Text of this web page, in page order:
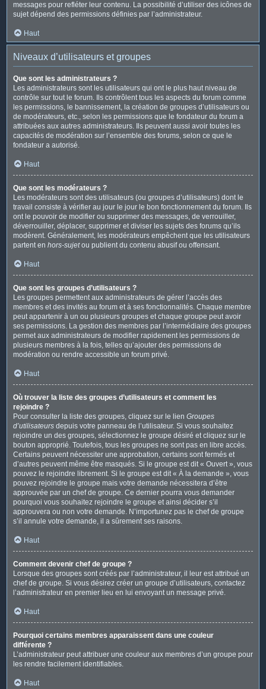
messages pour refléter leur contenu. La possibilité d’utiliser des icônes de
sujet dépend des permissions définies par l’administrateur.
Haut
Niveaux d’utilisateurs et groupes
Que sont les administrateurs ?
Les administrateurs sont les utilisateurs qui ont le plus haut niveau de
contrôle sur tout le forum. Ils contrôlent tous les aspects du forum comme
les permissions, le bannissement, la création de groupes d’utilisateurs ou
de modérateurs, etc., selon les permissions que le fondateur du forum a
attribuées aux autres administrateurs. Ils peuvent aussi avoir toutes les
capacités de modération sur l’ensemble des forums, selon ce que le
fondateur a autorisé.
Haut
Que sont les modérateurs ?
Les modérateurs sont des utilisateurs (ou groupes d’utilisateurs) dont le
travail consiste à vérifier au jour le jour le bon fonctionnement du forum. Ils
ont le pouvoir de modifier ou supprimer des messages, de verrouiller,
déverrouiller, déplacer, supprimer et diviser les sujets des forums qu’ils
modèrent. Généralement, les modérateurs empêchent que les utilisateurs
partent en hors-sujetou publient du contenu abusif ou offensant.
Haut
Que sont les groupes d’utilisateurs ?
Les groupes permettent aux administrateurs de gérer l’accès des
membres et des invités au forum et à ses fonctionnalités. Chaque membre
peut appartenir à un ou plusieurs groupes et chaque groupe peut avoir
ses permissions. La gestion des membres par l’intermédiaire des groupes
permet aux administrateurs de modifier rapidement les permissions de
plusieurs membres à la fois, telles qu’ajouter des permissions de
modération ou rendre accessible un forum privé.
Haut
Où trouver la liste des groupes d’utilisateurs et comment les
rejoindre ?
Pour consulter la liste des groupes, cliquez sur le lien Groupes
d’utilisateurs depuis votre panneau de l’utilisateur. Si vous souhaitez
rejoindre un des groupes, sélectionnez le groupe désiré et cliquez sur le
bouton approprié. Toutefois, tous les groupes ne sont pas en libre accès.
Certains peuvent nécessiter une approbation, certains sont fermés et
d’autres peuvent même être masqués. Si le groupe est dit « Ouvert », vous
pouvez le rejoindre librement. Si le groupe est dit « À la demande », vous
pouvez rejoindre le groupe mais votre demande nécessitera d’être
approuvée par un chef de groupe. Ce dernier pourra vous demander
pourquoi vous souhaitez rejoindre le groupe et ainsi décider s’il
approuvera ou non votre demande. N’importunez pas le chef de groupe
s’il annule votre demande, il a sûrement ses raisons.
Haut
Comment devenir chef de groupe ?
Lorsque des groupes sont créés par l’administrateur, il leur est attribué un
chef de groupe. Si vous désirez créer un groupe d’utilisateurs, contactez
l’administrateur en premier lieu en lui envoyant un message privé.
Haut
Pourquoi certains membres apparaissent dans une couleur
différente ?
L’administrateur peut attribuer une couleur aux membres d’un groupe pour
les rendre facilement identifiables.
Haut